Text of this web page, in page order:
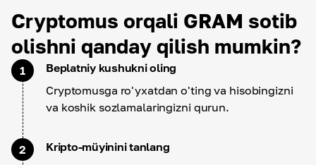
Cryptomus orqali GRAM sotib
olishni qanday qilish mumkin?
1
Beplatniy kushukni oling
Cryptomusga ro'yxatdan o'ting va hisobingizni
va koshik sozlamalaringizni qurun.
2
Kripto-müyinini tanlang